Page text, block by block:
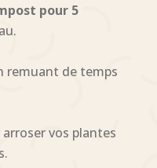
pour 5
remuant de temps
vos plantes